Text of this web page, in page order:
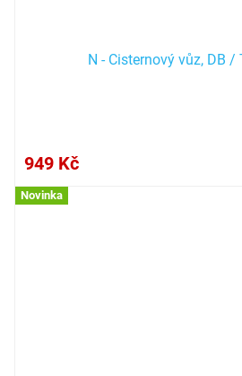
N - Cisternový vůz, DB /
949 Kč
Novinka